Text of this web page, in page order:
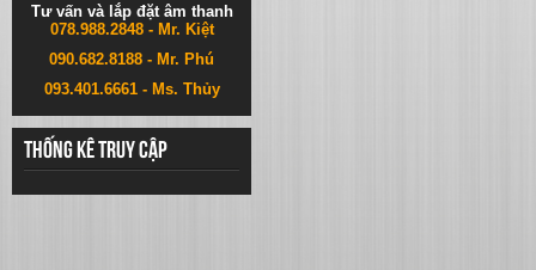
Tư vấn và lắp đặt âm thanh
078.988.2848 - Mr. Kiệt
090.682.8188 - Mr. Phú
093.401.6661 - Ms. Thủy
Thống kê truy cập